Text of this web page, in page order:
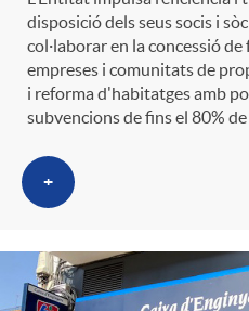
disposició dels seus socis i
col·laborar en la concessió
empreses i comunitats de
i reforma d'habitatges amb
subvencions de fins el 80%
+